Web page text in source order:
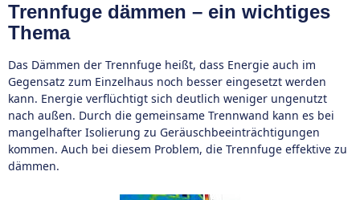
Trennfuge dämmen – ein wichtiges
Thema
Das Dämmen der Trennfuge heißt, dass Energie auch im
Gegensatz zum Einzelhaus noch besser eingesetzt werden
kann. Energie verflüchtigt sich deutlich weniger ungenutzt
nach außen. Durch die gemeinsame Trennwand kann es bei
mangelhafter Isolierung zu Geräuschbeeinträchtigungen
kommen. Auch bei diesem Problem, die Trennfuge effektive zu
dämmen.